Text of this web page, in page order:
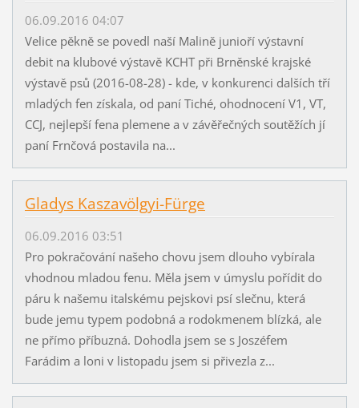
06.09.2016 04:07
Velice pěkně se povedl naší Malině junioří výstavní
debit na klubové výstavě KCHT při Brněnské krajské
výstavě psů (2016-08-28) - kde, v konkurenci dalších tří
mladých fen získala, od paní Tiché, ohodnocení V1, VT,
CCJ, nejlepší fena plemene a v závěřečných soutěžích jí
paní Frnčová postavila na...
Gladys Kaszavölgyi-Fürge
06.09.2016 03:51
Pro pokračování našeho chovu jsem dlouho vybírala
vhodnou mladou fenu. Měla jsem v úmyslu pořídit do
páru k našemu italskému pejskovi psí slečnu, která
bude jemu typem podobná a rodokmenem blízká, ale
ne přímo příbuzná. Dohodla jsem se s Joszéfem
Farádim a loni v listopadu jsem si přivezla z...